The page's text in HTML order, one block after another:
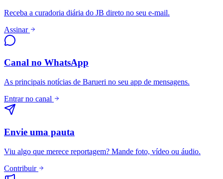
Receba a curadoria diária do JB direto no seu e-mail.
Assinar
Canal no WhatsApp
As principais notícias de Barueri no seu app de mensagens.
Entrar no canal
Envie uma pauta
Viu algo que merece reportagem? Mande foto, vídeo ou áudio.
Contribuir